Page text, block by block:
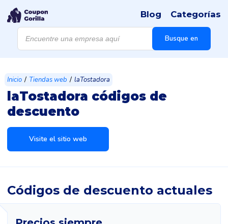
Búsqueda
productos
Busque en
Blog Categorías
Inicio / Tiendas web / laTostadora
laTostadora códigos de
descuento
Visite el sitio web
Códigos de descuento actuales